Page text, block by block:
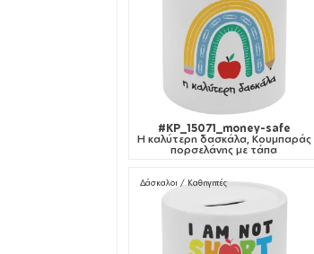
#KP_15071_money-safe
Η καλύτερη δασκάλα, Κουμπαράς
πορσελάνης με τάπα
Δάσκαλοι / Καθηγητές